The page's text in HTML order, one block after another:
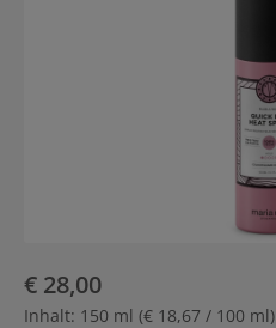
€ 28,00
Inhalt: 150 ml (€ 18,67 / 100 ml)